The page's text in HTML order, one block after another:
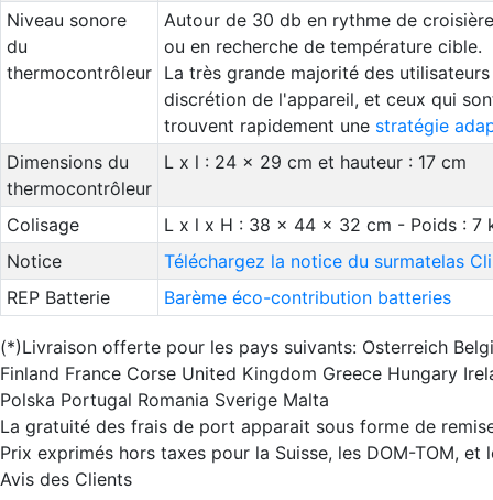
Niveau sonore
du
thermocontrôleur
Autour de 30 db en rythme de
ou en recherche de température cible.
La très grande majorité des
discrétion de l'appareil, et ceux qui
trouvent rapidement une stratégie
Dimensions du
thermocontrôleur
L x l : 24 x 29 cm et hauteur : 17 cm
Colisage
L x l x H : 38 x 44 x 32 cm - Poids : 7
Notice
Téléchargez la notice du surmatelas
REP Batterie
Barème éco-contribution batteries
(*)Livraison offerte pour les pays suivants: Osterreich
Finland France Corse United Kingdom Greece Hungary
Polska Portugal Romania Sverige Malta
La gratuité des frais de port apparait sous forme de
Prix exprimés hors taxes pour la Suisse, les DOM-TOM,
Avis des Clients